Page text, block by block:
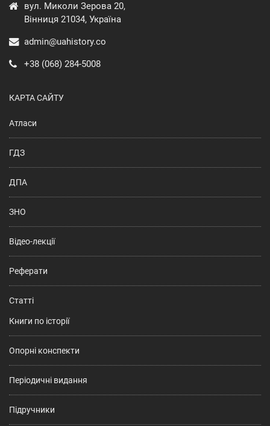
вул. Миколи Зерова 20,
Вінниця 21034, Україна
admin@uahistory.co
+38 (068) 284-5008
КАРТА САЙТУ
Атласи
ГДЗ
ДПА
ЗНО
Відео-лекції
Реферати
Статті
Книги по історії
Опорні конспекти
Періодичні видання
Підручники